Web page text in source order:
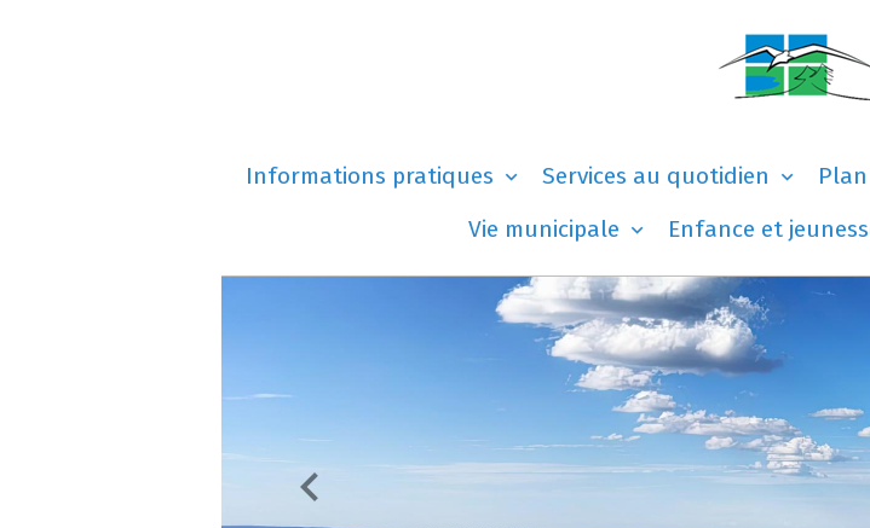
Informations pratiques Services au quotidien
Vie municipale
Enfance et